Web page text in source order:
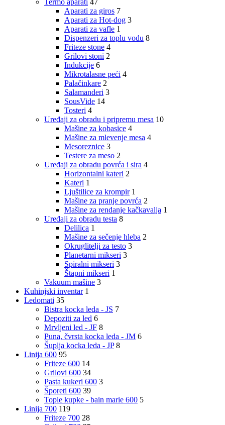
Aparati za giros 7
Aparati za Hot-dog 3
Aparati za vafle 1
Dispenzeri za toplu vodu 8
Friteze stone 4
Grilovi stoni 2
Indukcije 6
Mikrotalasne peći 4
Palačinkare 2
Salamanderi 3
SousVide 14
Tosteri 4
Uređaji za obradu i pripremu mesa 10
Mašine za kobasice 4
Mašine za mlevenje mesa 4
Mesoreznice 3
Testere za meso 2
Uređaji za obradu povrća i sira 4
Horizontalni kateri 2
Kateri 1
Ljuštilice za krompir 1
Mašine za pranje povrća 2
Mašine za rendanje kačkavalja 1
Uređaji za obradu testa 8
Delilica 1
Mašine za sečenje hleba 2
Okruglitelji za testo 3
Planetarni mikseri 3
Spiralni mikseri 3
Štapni mikseri 1
Vakuum mašine 3
Kuhinjski inventar 1
Ledomati 35
Bistra kocka leda - JS 7
Depoziti za led 6
Mrvljeni led - JF 8
Puna, čvrsta kocka leda - JM 6
Šuplja kocka leda - JP 8
Linija 600 95
Friteze 600 14
Grilovi 600 34
Pasta kukeri 600 3
Šporeti 600 39
Tople kupke - bain marie 600 5
Linija 700 119
Friteze 700 28